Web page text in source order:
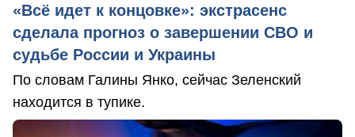
«Всё идет к концовке»: экстрасенс
сделала прогноз о завершении СВО и
судьбе России и Украины
По словам Галины Янко, сейчас Зеленский
находится в тупике.